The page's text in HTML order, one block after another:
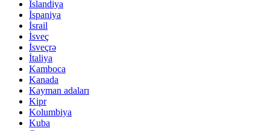
İslandiya
İspaniya
İsrail
İsveç
İsveçrə
İtaliya
Kamboca
Kanada
Kayman adaları
Kipr
Kolumbiya
Kuba